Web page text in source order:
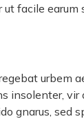
facile earum
urbem
insolenter, vir
gnarus, sed